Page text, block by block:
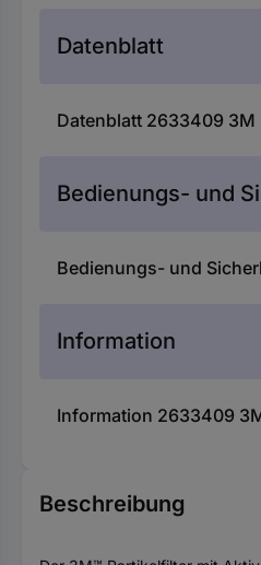
Datenblatt
Datenblatt 2633409 3M
Bedienungs- und
Bedienungs- und
Information
Information 2633409
Beschreibung